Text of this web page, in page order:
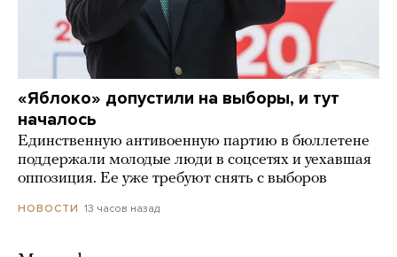
«Яблоко» допустили на выборы, и тут
началось
Единственную антивоенную партию в бюллетене
поддержали молодые люди в соцсетях и уехавшая
оппозиция. Ее уже требуют снять с выборов
НОВОСТИ 13 часов назад